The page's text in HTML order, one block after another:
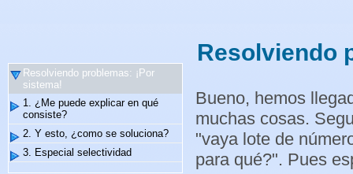
Resolviendo problemas: ¡Por
sistema!
1. ¿Me puede explicar en qué
consiste?
2. Y esto, ¿como se soluciona?
3. Especial selectividad
Resolviendo
Bueno, hemos
muchas cosas.
"vaya lote de
para qué?". Pues